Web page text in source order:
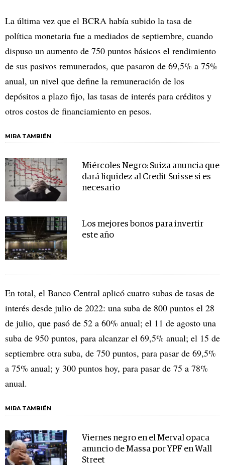
La última vez que el BCRA había subido la tasa de
política monetaria fue a mediados de septiembre, cuando
dispuso un aumento de 750 puntos básicos el rendimiento
de sus pasivos remunerados, que pasaron de 69,5% a 75%
anual, un nivel que define la remuneración de los
depósitos a plazo fijo, las tasas de interés para créditos y
otros costos de financiamiento en pesos.
MIRA TAMBIÉN
Miércoles Negro: Suiza anuncia que
dará liquidez al Credit Suisse si es
necesario
Los mejores bonos para invertir
este año
En total, el Banco Central aplicó cuatro subas de tasas de
interés desde julio de 2022: una suba de 800 puntos el 28
de julio, que pasó de 52 a 60% anual; el 11 de agosto una
suba de 950 puntos, para alcanzar el 69,5% anual; el 15 de
septiembre otra suba, de 750 puntos, para pasar de 69,5%
a 75% anual; y 300 puntos hoy, para pasar de 75 a 78%
anual.
MIRA TAMBIÉN
Viernes negro en el Merval opaca
anuncio de Massa por YPF en Wall
Street